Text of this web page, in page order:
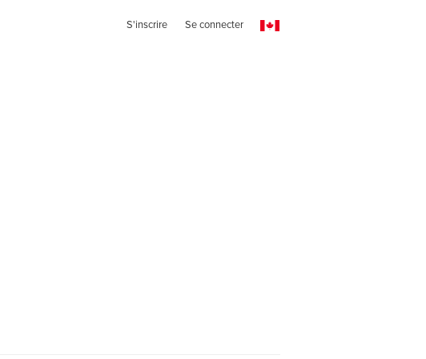
S'inscrire Se connecter